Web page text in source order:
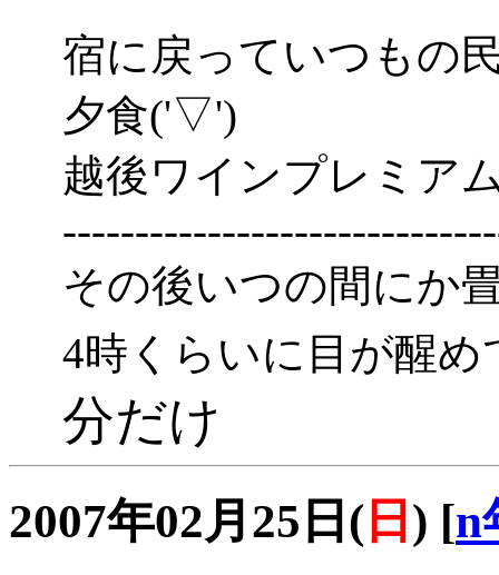
宿に戻っていつもの
夕食('▽')
越後ワインプレミア
その後いつの間にか
4時くらいに目が醒
分だけ
2007年02月25日( 日 ) [n